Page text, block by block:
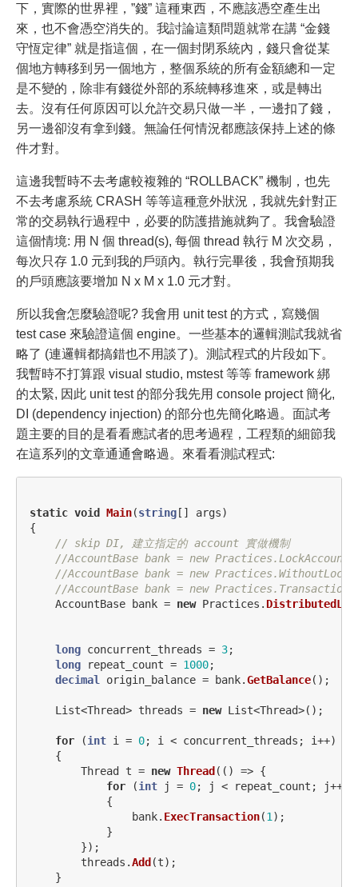
下，實際的世界裡，”錢” 這種東西，不應該憑空產生出
來，也不會憑空消失的。我討論這類問題就常在講 “金錢
守恆定律” 就是指這個，在一個封閉系統內，錢只會從某
個地方轉移到另一個地方，整個系統的所有金額總和一定
是不變的，除非有錢從外部的系統轉移進來，或是轉出
去。沒有任何原因可以允許交易只做一半，一邊扣了錢，
另一邊卻沒有拿到錢。無論任何情況都應該保持上述的條
件才對。
這邊我暫時不去考慮較複雜的 “ROLLBACK” 機制，也先
不去考慮系統 CRASH 等等這種意外狀況，我就先針對正
常的交易執行過程中，必要的防護措施就夠了。我會驗證
這個情境: 用 N 個 thread(s), 每個 thread 執行 M 次交易，
每次只存 1.0 元到我的戶頭內。執行完畢後，我會預期我
的戶頭應該要增加 N x M x 1.0 元才對。
所以我會怎麼驗證呢? 我會用 unit test 的方式，寫幾個
test case 來驗證這個 engine。一些基本的邏輯測試我就省
略了 (連邏輯都搞錯也不用談了)。測試程式的片段如下。
我暫時不打算跟 visual studio, mstest 等等 framework 綁
的太緊, 因此 unit test 的部分我先用 console project 簡化,
DI (dependency injection) 的部分也先簡化略過。面試考
題主要的目的是看看應試者的思考過程，工程類的細節我
在這系列的文章通通會略過。來看看測試程式:
static void Main(string [] args)
{
// skip DI, 建立指定的 account 實做機制
//AccountBase bank = new
//AccountBase bank = new
//AccountBase bank = new
AccountBase
bank = new Practices .
long concurrent_threads = 3;
long
repeat_count = 1000;
decimal
origin_balance = bank.GetBalance();
List<Thread> threads = new List<Thread>();
for (int i = 0; i < concurrent_threads ; i++)
{
Thread
t = new Thread (() => {
for
(int j = 0; j < repeat_count ; j++)
{
bank. ExecTransaction(1 );
}
});
threads .Add (t);
}